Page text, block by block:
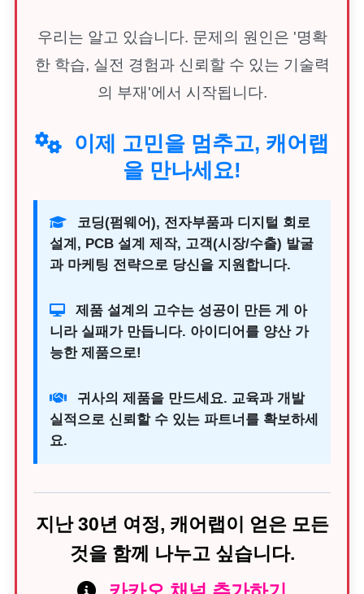
우리는 알고 있습니다. 문제의 원인은 '명확
한 학습, 실전 경험과 신뢰할 수 있는 기술력
의 부재'에서 시작됩니다.
이제 고민을 멈추고, 캐어랩
을 만나세요!
코딩(펌웨어), 전자부품과 디지털 회로
설계, PCB 설계 제작, 고객(시장/수출) 발굴
과 마케팅 전략으로 당신을 지원합니다.
제품 설계의 고수는 성공이 만든 게 아
니라 실패가 만듭니다. 아이디어를 양산 가
능한 제품으로!
귀사의 제품을 만드세요. 교육과 개발
실적으로 신뢰할 수 있는 파트너를 확보하세
요.
지난 30년 여정, 캐어랩이 얻은 모든
것을 함께 나누고 싶습니다.